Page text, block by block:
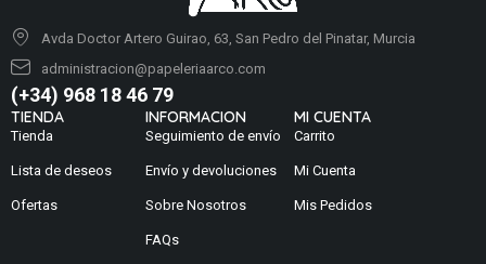
Avda Doctor Artero Guirao, 63, San Pedro del Pinatar, Murcia
administracion@papeleriaarco.com
(+34) 968 18 46 79
TIENDA
Tienda
Lista de deseos
Ofertas
INFORMACION
Seguimiento de envío
Envío y devoluciones
Sobre Nosotros
FAQs
MI CUENTA
Carrito
Mi Cuenta
Mis Pedidos